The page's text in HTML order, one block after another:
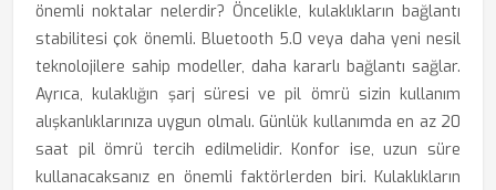
önemli noktalar nelerdir? Öncelikle, kulaklıkların bağlantı
stabilitesi çok önemli. Bluetooth 5.0 veya daha yeni nesil
teknolojilere sahip modeller, daha kararlı bağlantı sağlar.
Ayrıca, kulaklığın şarj süresi ve pil ömrü sizin kullanım
alışkanlıklarınıza uygun olmalı. Günlük kullanımda en az 20
saat pil ömrü tercih edilmelidir. Konfor ise, uzun süre
kullanacaksanız en önemli faktörlerden biri. Kulaklıkların